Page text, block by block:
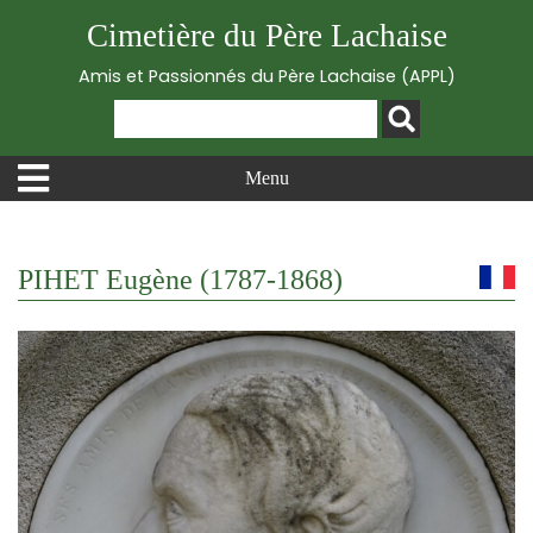
Cimetière du Père Lachaise
Amis et Passionnés du Père Lachaise (APPL)
Menu
PIHET Eugène (1787-1868)